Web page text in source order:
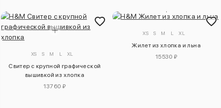
XS S M L XL
Свитер с крупной графической
вышивкой из хлопка
13760 ₽
XS S M L XL
Жилет из хлопка и льна
15530 ₽